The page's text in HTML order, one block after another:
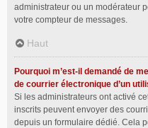
administrateur ou un modérateur
votre compteur de messages.
Haut
Pourquoi m’est-il demandé de
de courrier électronique d’un
Si les administrateurs ont activé
inscrits peuvent envoyer des
depuis un formulaire dédié. Cela